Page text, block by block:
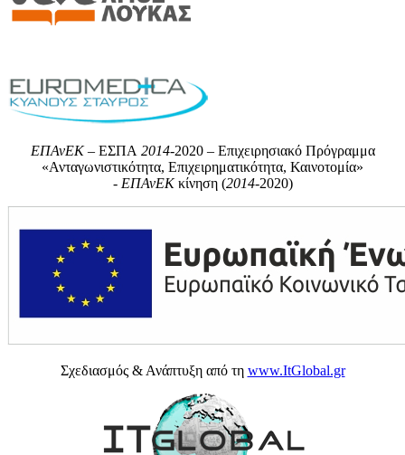
ΕΠΑνΕΚ– ΕΣΠΑ 2014-2020 – Επιχειρησιακό Πρόγραμμα
«Ανταγωνιστικότητα, Επιχειρηματικότητα, Καινοτομία»
- ΕΠΑνΕΚκίνηση (2014-2020)
Σχεδιασμός & Ανάπτυξη από τη www.ItGlobal.gr